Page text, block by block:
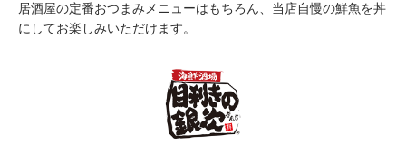
居酒屋の定番おつまみメニューはもちろん、当店自慢の鮮魚を丼
にしてお楽しみいただけます。